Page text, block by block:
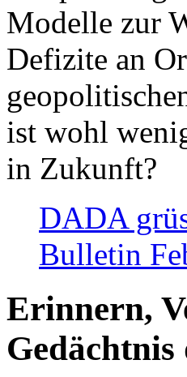
Modelle zur
Defizite an
ist wohl
in Zukunft?
DADA
Bulletin
Erinnern,
Gedächtnis